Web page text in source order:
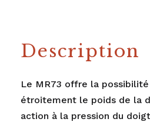
Description
Le MR73 offre la possibilité
étroitement le poids de la
action à la pression du